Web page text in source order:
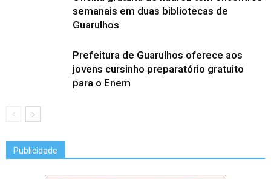
semanais em duas bibliotecas de
Guarulhos
Prefeitura de Guarulhos oferece aos
jovens cursinho preparatório gratuito
para o Enem
Publicidade